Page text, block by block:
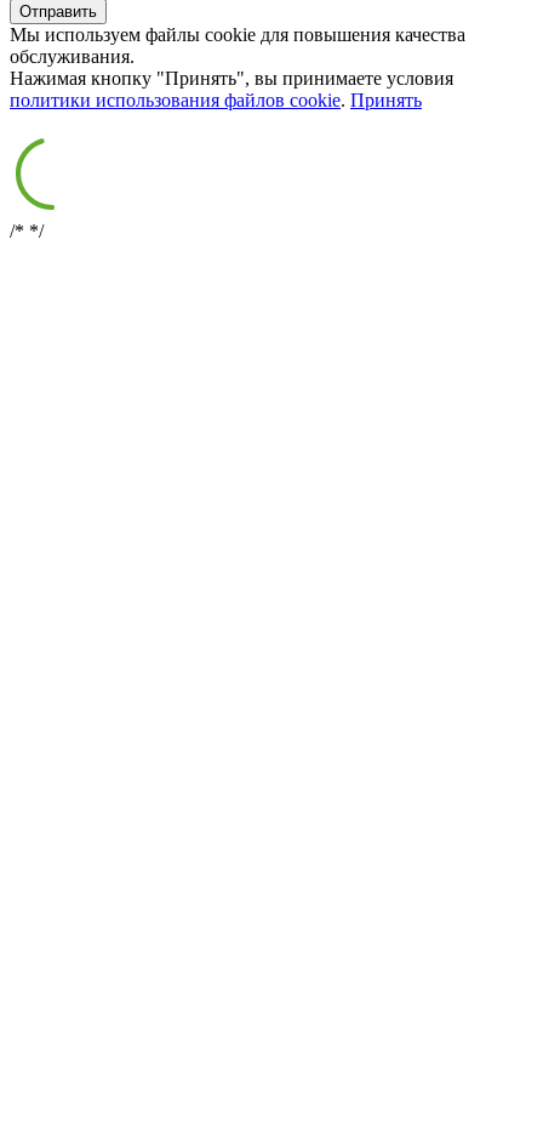
Мы используем файлы cookie для повышения качества
обслуживания.
Нажимая кнопку "Принять", вы принимаете условия
политики использования файлов cookie. Принять
/* */